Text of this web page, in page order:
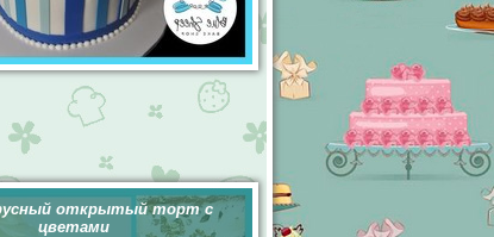
открытый торт с
цветами